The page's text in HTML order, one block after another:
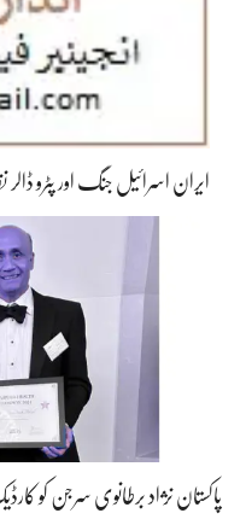
ایران اسرائیل جنگ اور پٹرو
پاکستان نژاد برطانوی سرجن کو